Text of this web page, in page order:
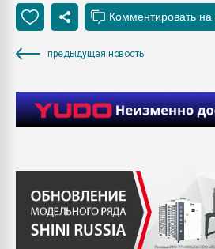
предыдущая новость